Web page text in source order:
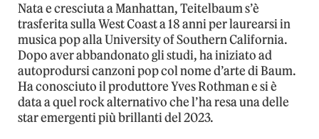
Nata e cresciuta a Manhattan, Teitelbaum s’è
trasferita sulla West Coast a 18 anni per laurearsi in
musica pop alla University of Southern California.
Dopo aver abbandonato gli studi, ha iniziato ad
autoprodursi canzoni pop col nome d’arte di Baum.
Ha conosciuto il produttore Yves Rothman e si è
data a quel rock alternativo che l’ha resa una delle
star emergenti più brillanti del 2023.